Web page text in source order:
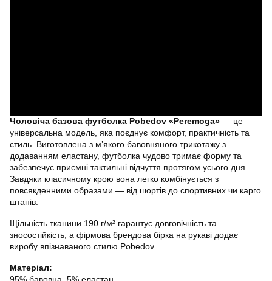
Чоловіча базова футболка Pobedov «Peremoga» — це
універсальна модель, яка поєднує комфорт, практичність та
стиль. Виготовлена з м’якого бавовняного трикотажу з
додаванням еластану, футболка чудово тримає форму та
забезпечує приємні тактильні відчуття протягом усього дня.
Завдяки класичному крою вона легко комбінується з
повсякденними образами — від шортів до спортивних чи карго
штанів.
Щільність тканини 190 г/м² гарантує довговічність та
зносостійкість, а фірмова брендова бірка на рукаві додає
виробу впізнаваного стилю Pobedov.
Матеріал:
95% бавовна, 5% еластан